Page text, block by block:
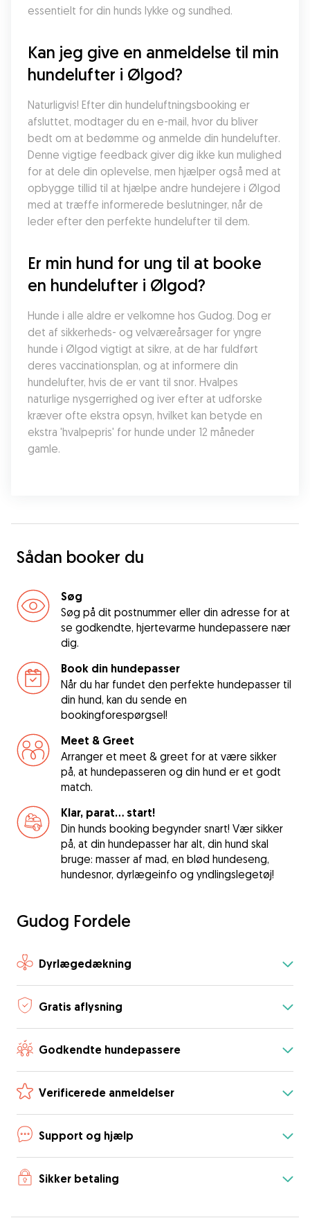
essentielt for din hunds lykke og sundhed.
Kan jeg give en anmeldelse til min
hundelufter i Ølgod?
Naturligvis! Efter din hundeluftningsbooking er
afsluttet, modtager du en e-mail, hvor du bliver
bedt om at bedømme og anmelde din hundelufter.
Denne vigtige feedback giver dig ikke kun mulighed
for at dele din oplevelse, men hjælper også med at
opbygge tillid til at hjælpe andre hundejere i Ølgod
med at træffe informerede beslutninger, når de
leder efter den perfekte hundelufter til dem.
Er min hund for ung til at booke
en hundelufter i Ølgod?
Hunde i alle aldre er velkomne hos Gudog. Dog er
det af sikkerheds- og velværeårsager for yngre
hunde i Ølgod vigtigt at sikre, at de har fuldført
deres vaccinationsplan, og at informere din
hundelufter, hvis de er vant til snor. Hvalpes
naturlige nysgerrighed og iver efter at udforske
kræver ofte ekstra opsyn, hvilket kan betyde en
ekstra 'hvalpepris' for hunde under 12 måneder
gamle.
Sådan booker du
Søg
Søg på dit postnummer eller din adresse for at
se godkendte, hjertevarme hundepassere nær
dig.
Book din hundepasser
Når du har fundet den perfekte hundepasser til
din hund, kan du sende en
bookingforespørgsel!
Meet & Greet
Arranger et meet & greet for at være sikker
på, at hundepasseren og din hund er et godt
match.
Klar, parat... start!
Din hunds booking begynder snart! Vær sikker
på, at din hundepasser har alt, din hund skal
bruge: masser af mad, en blød hundeseng,
hundesnor, dyrlægeinfo og yndlingslegetøj!
Gudog Fordele
Dyrlægedækning
Gratis aflysning
Godkendte hundepassere
Verificerede anmeldelser
Support og hjælp
Sikker betaling